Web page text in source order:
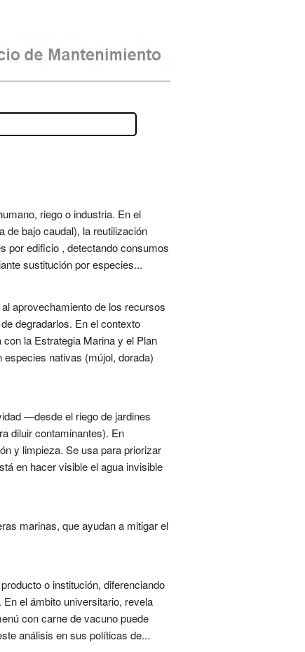
riego o industria. En el
de bajo caudal), la reutilización
por edificio , detectando consumos
sustitución por especies...
aprovechamiento de los recursos
degradarlos. En el contexto
la Estrategia Marina y el Plan
nativas (mújol, dorada)
—desde el riego de jardines
diluir contaminantes). En
y limpieza. Se usa para priorizar
en hacer visible el agua invisible
marinas, que ayudan a mitigar el
o institución, diferenciando
el ámbito universitario, revela
con carne de vacuno puede
análisis en sus políticas de...